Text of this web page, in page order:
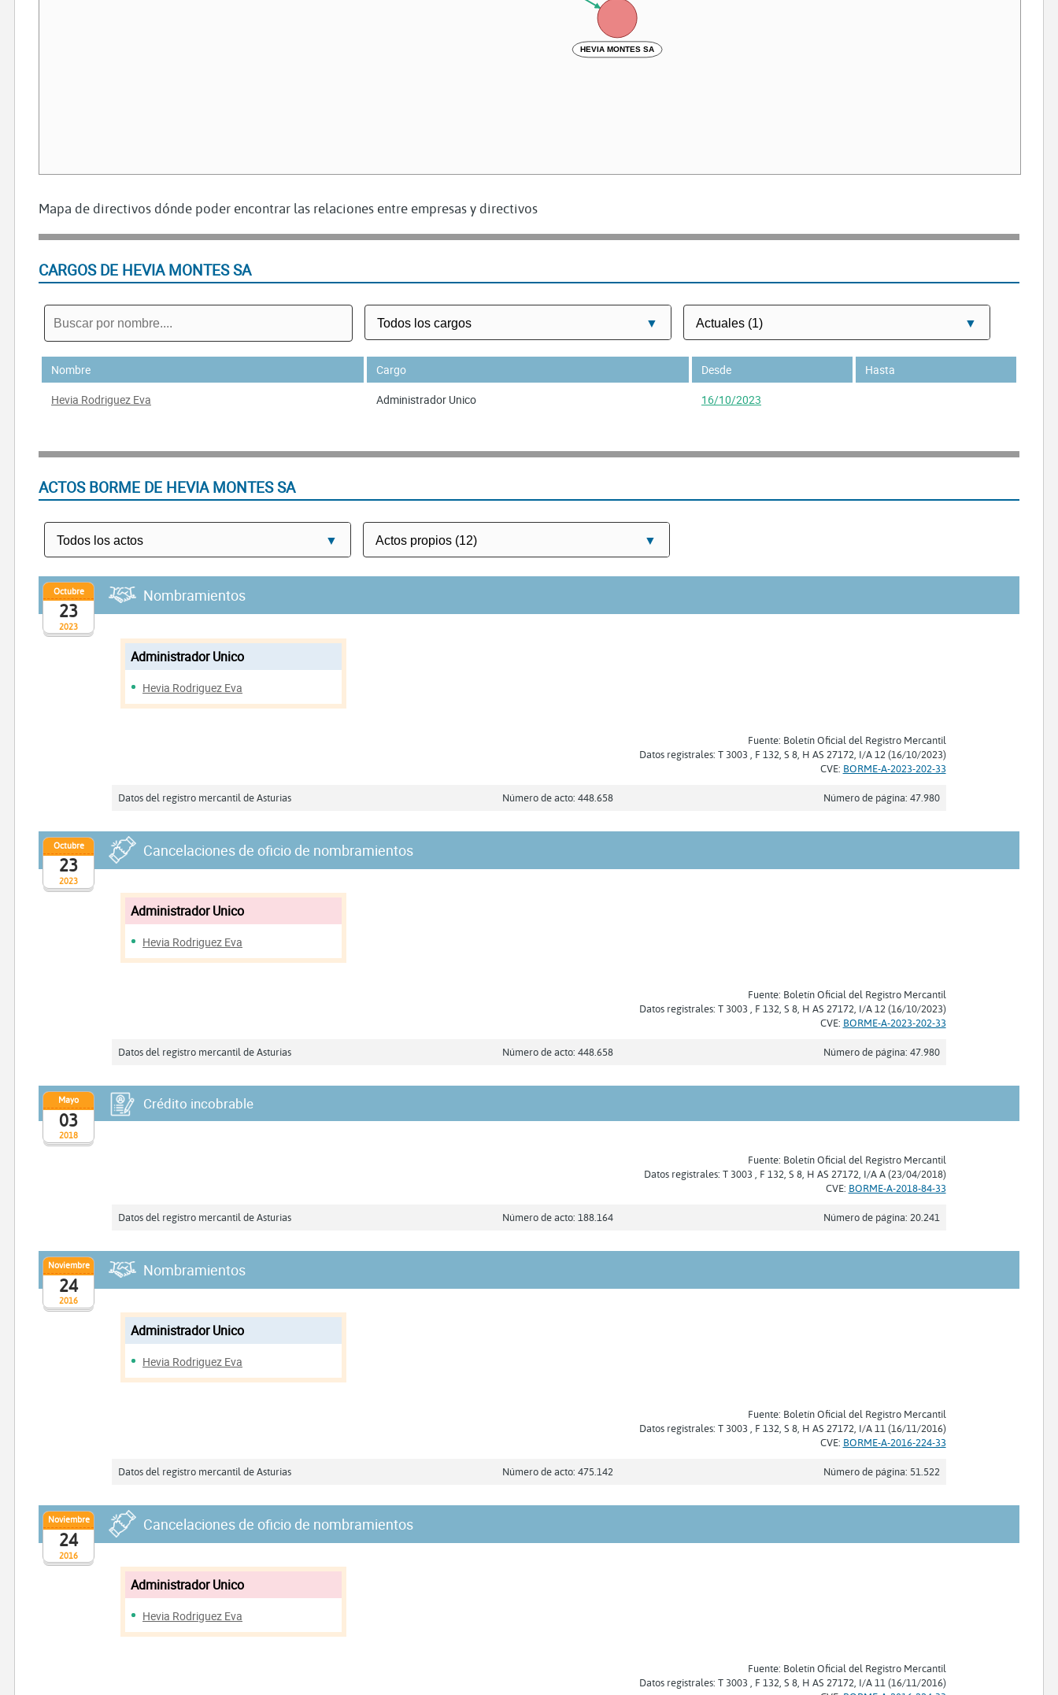
HEVIA MONTES SA
Mapa de directivos dónde poder encontrar las relaciones entre empresas y directivos
CARGOS DE HEVIA MONTES SA
Nombre Cargo Desde
Hasta
Hevia Rodriguez Eva
Administrador Unico 16/10/2023
ACTOS BORME DE HEVIA MONTES SA
2023
Octubre
23
Nombramientos
Administrador Unico
Hevia Rodriguez Eva
Fuente: Boletín Oficial del Registro Mercantil
Datos registrales: T 3003 , F 132, S 8, H AS 27172, I/A 12 (16/10/2023)
CVE: BORME-A-2023-202-33
Datos del registro mercantil de Asturias Número de acto: 448.658 Número de página: 47.980
2023
Octubre
23
Cancelaciones de oficio de nombramientos
Administrador Unico
Hevia Rodriguez Eva
Fuente: Boletín Oficial del Registro Mercantil
Datos registrales: T 3003 , F 132, S 8, H AS 27172, I/A 12 (16/10/2023)
CVE: BORME-A-2023-202-33
Datos del registro mercantil de Asturias Número de acto: 448.658 Número de página: 47.980
2018
Mayo
03
Crédito incobrable
Fuente: Boletín Oficial del Registro Mercantil
Datos registrales: T 3003 , F 132, S 8, H AS 27172, I/A A (23/04/2018)
CVE: BORME-A-2018-84-33
Datos del registro mercantil de Asturias Número de acto: 188.164 Número de página: 20.241
2016
Noviembre
24
Nombramientos
Administrador Unico
Hevia Rodriguez Eva
Fuente: Boletín Oficial del Registro Mercantil
Datos registrales: T 3003 , F 132, S 8, H AS 27172, I/A 11 (16/11/2016)
CVE: BORME-A-2016-224-33
Datos del registro mercantil de Asturias Número de acto: 475.142 Número de página: 51.522
2016
Noviembre
24
Cancelaciones de oficio de nombramientos
Administrador Unico
Hevia Rodriguez Eva
Fuente: Boletín Oficial del Registro Mercantil
Datos registrales: T 3003 , F 132, S 8, H AS 27172, I/A 11 (16/11/2016)